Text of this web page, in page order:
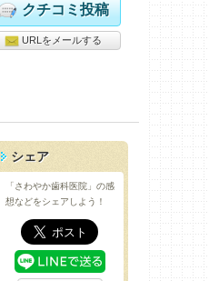
クチコミ投稿
URLをメールする
シェア
「さわやか歯科医院」の感
想などをシェアしよう！